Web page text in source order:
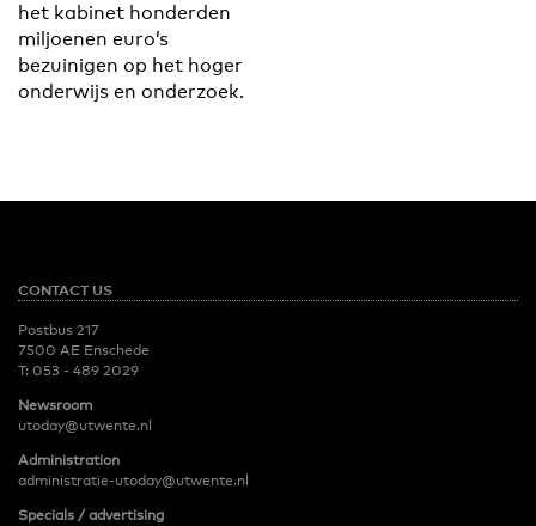
het kabinet honderden
miljoenen euro’s
bezuinigen op het hoger
onderwijs en onderzoek.
CONTACT US
Postbus 217
7500 AE Enschede
T: 053 - 489 2029
Newsroom
utoday@utwente.nl
Administration
administratie-utoday@utwente.nl
Specials / advertising